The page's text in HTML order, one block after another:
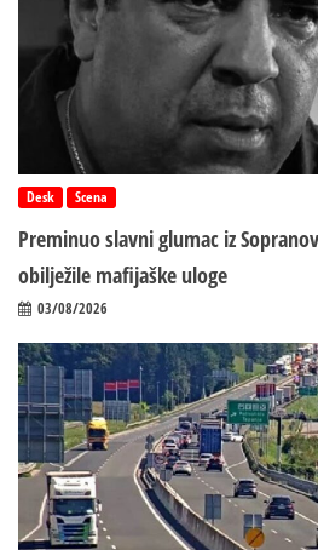
Desk Scena
Preminuo slavni glumac iz
obilježile mafijaške uloge
03/08/2026